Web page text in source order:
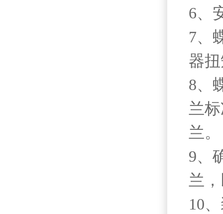
6、
7、
器
8、
兰
兰。
9、
兰
10